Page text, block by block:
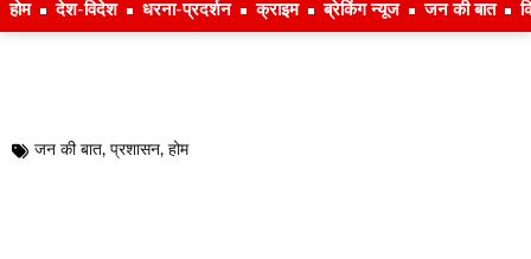
होम देश-विदेश धरना-प्रदर्शन क्राइम ब्रेकिंग न्यूज जन की बात
जन की बात, प्रशासन, होम